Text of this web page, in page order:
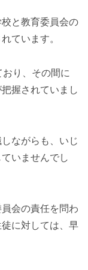
と教育委員会の
ています。
り、その間に
握されていまし
ながらも、いじ
いませんでし
会の責任を問わ
に対しては、早